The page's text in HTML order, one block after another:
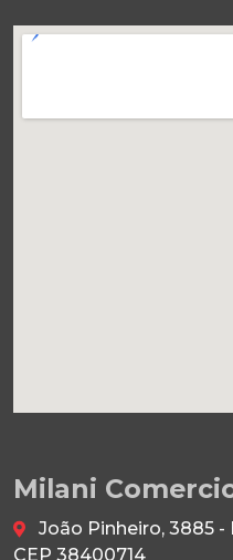
Milani
João Pinheiro, 3885 -
CEP 38400714